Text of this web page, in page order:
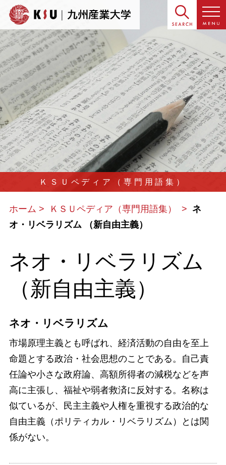
ＫＳＵペディア（専門用語集）
ホーム ＫＳＵペディア（専門用語集）
ネ
オ・リベラリズム （新自由主義）
ネオ・リベラリズム
（新自由主義）
ネオ・リベラリズム
市場原理主義とも呼ばれ、経済活動の自由を至上
命題とする政治・社会思想のことである。自己責
任論や小さな政府論、高額所得者の減税などを声
高に主張し、福祉や弱者救済に反対する。名称は
似ているが、民主主義や人権を重視する政治的な
自由主義（ポリティカル・リベラリズム）とは関
係がない。